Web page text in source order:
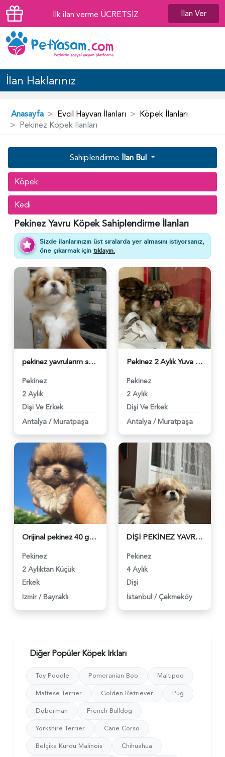
İlk ilan verme ÜCRETSİZ İlan Ver
İlan Haklarınız
Anasayfa Evcil Hayvan İlanları
Köpek İlanları
Pekinez Köpek İlanları
Sahiplendirme İlan Bul
Köpek
Kedi
Pekinez Yavru Köpek Sahiplendirme İlanları
Sizde ilanlarınızın üst sıralarda yer almasını istiyorsanız,
öne çıkarmak için tıklayın.
pekinez yavrularım sağlık ve ırk garantilidir - 5850
Pekinez
2 Aylık
Dişi Ve Erkek
Antalya / Muratpaşa
Pekinez 2 Aylık Yuva Arıyor - 5328
Pekinez
2 Aylık
Dişi Ve Erkek
Antalya / Muratpaşa
Orijinal pekinez 40 günlük tuvalet eğitimli - 4912
Pekinez
2 Aylıktan Küçük
Erkek
İzmir / Bayraklı
DİŞİ PEKİNEZ YAVRU - 3101
Pekinez
4 Aylık
Dişi
İstanbul / Çekmeköy
Diğer Popüler Köpek Irkları
Toy Poodle Pomeranian Boo
Maltipoo
Maltese Terrier
Golden Retriever
Pug
Doberman
French Bulldog
Yorkshire Terrier
Cane Corso
Belçika Kurdu Malinois
Chihuahua